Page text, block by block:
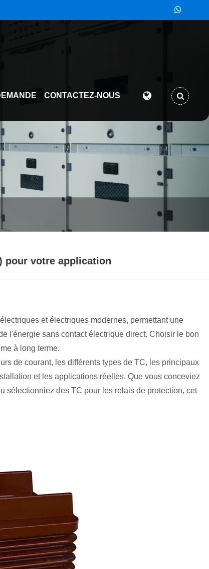
CONTACTEZ-NOUS
pour votre application
et électriques modernes, permettant une
l'énergie sans contact électrique direct. Choisir le bon
à long terme.
de courant, les différents types de TC, les principaux
et les applications réelles. Que vous conceviez
sélectionniez des TC pour les relais de protection, cet